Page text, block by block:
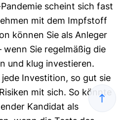
scheint sich fast
mit dem Impfstoff
können Sie als Anleger
Sie regelmäßig die
und klug investieren.
Investition, so gut sie
mit sich. So könnte
Kandidat als